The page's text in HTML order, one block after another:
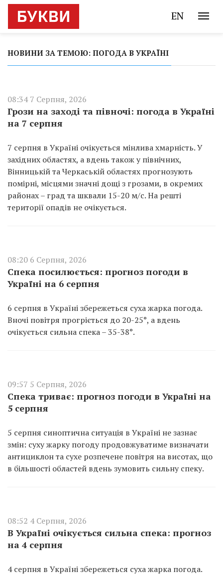
EN
НОВИНИ ЗА ТЕМОЮ: ПОГОДА В УКРАЇНІ
08:34 7 Серпня, 2026
Грози на заході та півночі: погода в Україні
на 7 серпня
7 серпня в Україні очікується мінлива хмарність. У
західних областях, а вдень також у північних,
Вінницькій та Черкаській областях прогнозують
помірні, місцями значні дощі з грозами, в окремих
районах – град та шквали 15-20 м/с. На решті
території опадів не очікується.
08:20 6 Серпня, 2026
Спека посилюється: прогноз погоди в
Україні на 6 серпня
6 серпня в Україні збережеться суха жарка погода.
Вночі повітря прогріється до 20-25°, а вдень
очікується сильна спека – 35-38°.
09:57 5 Серпня, 2026
Спека триває: прогноз погоди в Україні на
5 серпня
5 серпня синоптична ситуація в Україні не зазнає
змін: суху жарку погоду продовжуватиме визначати
антициклон та сухе розпечене повітря на висотах, що
в більшості областей вдень зумовить сильну спеку.
08:52 4 Серпня, 2026
В Україні очікується сильна спека: прогноз
на 4 серпня
4 серпня в Україні збережеться суха жарка погода.